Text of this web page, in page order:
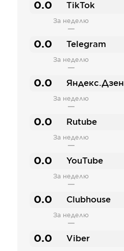
0.0 TikTok
За неделю
—
0.0 Telegram
За неделю
—
0.0 Яндекс.Дзен
За неделю
—
0.0 Rutube
За неделю
—
0.0 YouTube
За неделю
—
0.0 Clubhouse
За неделю
—
0.0 Viber